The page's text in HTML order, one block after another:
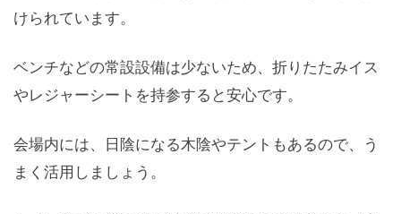
けられています。
ベンチなどの常設設備は少ないため、折りたたみイス
やレジャーシートを持参すると安心です。
会場内には、日陰になる木陰やテントもあるので、う
まく活用しましょう。